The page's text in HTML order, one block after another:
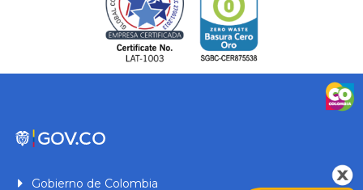
Gobierno de Colombia